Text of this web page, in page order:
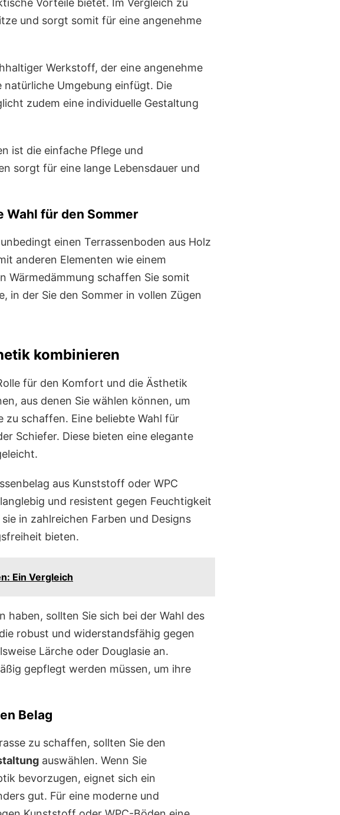
und sorgt somit für eine angenehme
Werkstoff, der eine angenehme
Umgebung einfügt. Die
zudem eine individuelle Gestaltung
ist die einfache Pflege und
sorgt für eine lange Lebensdauer und
Wahl für den Sommer
einen Terrassenboden aus Holz
anderen Elementen wie einem
Wärmedämmung schaffen Sie somit
in der Sie den Sommer in vollen Zügen
kombinieren
für den Komfort und die Ästhetik
aus denen Sie wählen können, um
zu schaffen. Eine beliebte Wahl für
Schiefer. Diese bieten eine elegante
aus Kunststoff oder WPC
und resistent gegen Feuchtigkeit
in zahlreichen Farben und Designs
bieten.
Ein Vergleich
haben, sollten Sie sich bei der Wahl des
robust und widerstandsfähig gegen
Lärche oder Douglasie an.
gepflegt werden müssen, um ihre
Belag
zu schaffen, sollten Sie den
auswählen. Wenn Sie
bevorzugen, eignet sich ein
gut. Für eine moderne und